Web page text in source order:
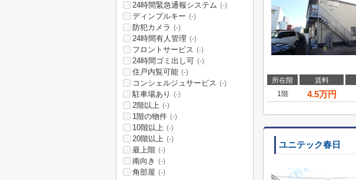
所在階 賃料
1階
4.5万円
ユニテック春日
24時間緊急通報システム (-)
ディンプルキー (-)
防犯カメラ (-)
24時間有人管理 (-)
フロントサービス (-)
24時間ゴミ出し可 (-)
住戸内覧可能 (-)
コンシェルジュサービス (-)
駐車場あり (-)
2階以上 (-)
1階の物件 (-)
10階以上 (-)
20階以上 (-)
最上階 (-)
南向き (-)
角部屋 (-)